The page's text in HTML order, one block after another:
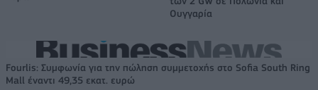
Ουγγαρία
Fourlis: Συμφωνία για την πώληση συμμετοχής στο Sofia South Ring
Mall έναντι 49,35 εκατ. ευρώ